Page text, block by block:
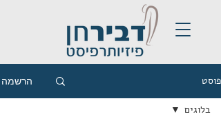
פוסט הרשמה
בלוגים